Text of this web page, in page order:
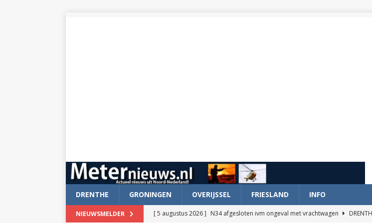
DRENTHE GRONINGEN OVERIJSSEL FRIESLAND INFO
NIEUWSMELDER [ 5 augustus 2026 ] N34 afgesloten ivm ongeval met vrachtwagen